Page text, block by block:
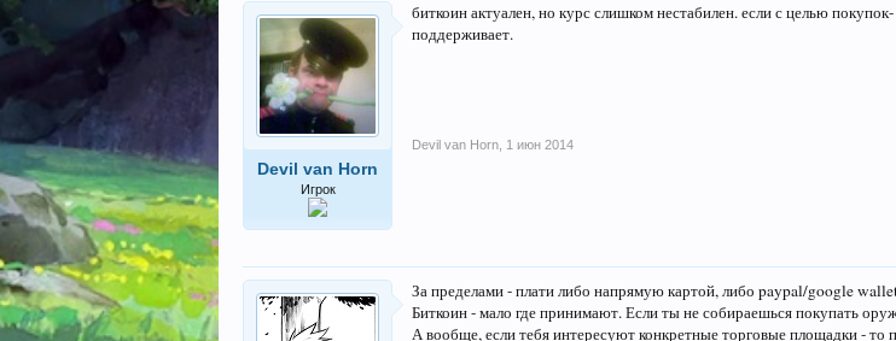
Devil van Horn
Игрок
биткоин актуален, но курс слишком нестабилен. если с целью
поддерживает.
Devil van Horn 1 июн 2014
За пределами - плати либо напрямую картой, либо paypal/google
Биткоин - мало где принимают. Если ты не собираешься покупать
А вообще, если тебя интересуют конкретные торговые площадки -